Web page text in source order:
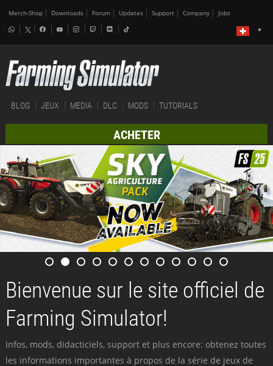
Merch-Shop Downloads Forum Updates Support Company Jobs
BLOG JEUX MEDIA DLC MODS TUTORIALS
ACHETER
Bienvenue sur le site officiel de
Farming Simulator!
Infos, mods, didacticiels, support et plus encore: obtenez toutes
les informations importantes à propos de la série de jeux de